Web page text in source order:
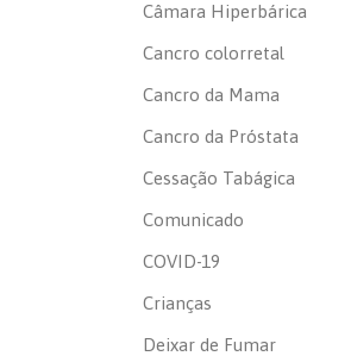
Câmara Hiperbárica
Cancro colorretal
Cancro da Mama
Cancro da Próstata
Cessação Tabágica
Comunicado
COVID-19
Crianças
Deixar de Fumar